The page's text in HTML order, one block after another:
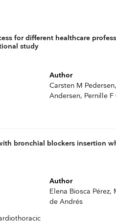
for different healthcare
study
Author
Carsten M
Andersen, Pernille
bronchial blockers insertion
Author
Elena Biosca Pérez,
de Andrés